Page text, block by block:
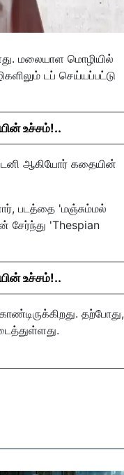
மலையாள மொழியில்
டப் செய்யப்பட்டு
உச்சம்!..
ஆகியோர் கதையின்
படத்தை 'மஞ்சும்மல்
சேர்ந்து 'Thespian
உச்சம்!..
தற்போது,